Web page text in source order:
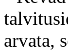
arvata,